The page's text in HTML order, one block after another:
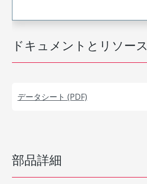
ドキュメントとリソース
データシート (PDF)
部品詳細